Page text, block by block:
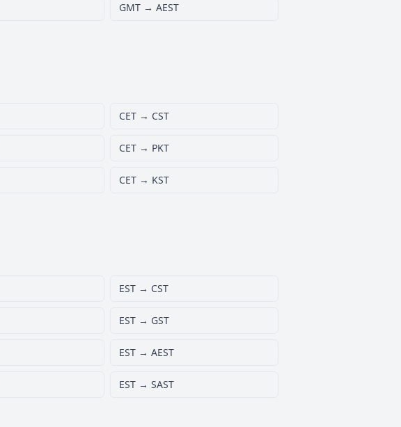
GMT → AEST
CET → CST
CET → PKT
CET → KST
EST → CST
EST → GST
EST → AEST
EST → SAST